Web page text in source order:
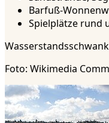
Barfuß-
Spielplätze rund
Foto: Wikimedia